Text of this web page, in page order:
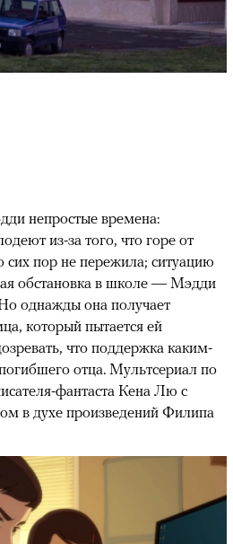
непростые времена:
из-за того, что горе от
сих пор не пережила; ситуацию
обстановка в школе — Мэдди
однажды она получает
который пытается ей
что поддержка каким-
отца. Мультсериал по
фантаста Кена Лю с
в духе произведений Филипа